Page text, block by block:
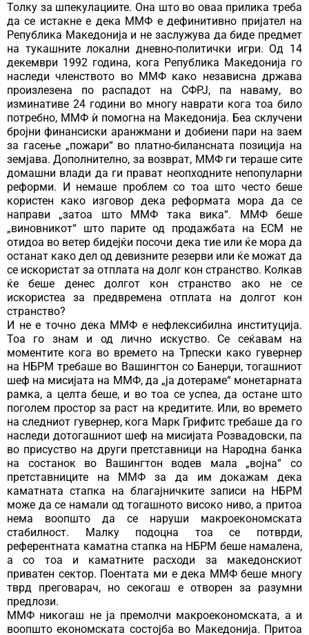
Толку за шпекулациите. Она што во оваа прилика треба
да се истакне е дека ММФ е дефинитивно пријател на
Република Македонија и не заслужува да биде предмет
на тукашните локални дневно-политички игри. Од 14
декември 1992 година, кога Република Македонија го
наследи членството во ММФ како независна држава
произлезена по распадот на СФРЈ, па наваму, во
изминативе 24 години во многу наврати кога тоа било
потребно, ММФ ѝ помогна на Македонија. Беа склучени
бројни финансиски аранжмани и добиени пари на заем
за гасење „пожари“ во платно-билансната позиција на
земјава. Дополнително, за возврат, ММФ ги тераше сите
домашни влади да ги прават неопходните непопуларни
реформи. И немаше проблем со тоа што често беше
користен како изговор дека реформата мора да се
направи „затоа што ММФ така вика“. ММФ беше
„виновникот“ што парите од продажбата на ЕСМ не
отидоа во ветер бидејќи посочи дека тие или ќе мора да
останат како дел од девизните резерви или ќе можат да
се искористат за отплата на долг кон странство. Колкав
ќе беше денес долгот кон странство ако не се
искористеа за предвремена отплата на долгот кон
странство?
И не е точно дека ММФ е нефлексибилна институција.
Тоа го знам и од лично искуство. Се сеќавам на
моментите кога во времето на Трпески како гувернер
на НБРМ требаше во Вашингтон со Банерџи, тогашниот
шеф на мисијата на ММФ, да „ја дотераме“ монетарната
рамка, а целта беше, и во тоа се успеа, да остане што
поголем простор за раст на кредитите. Или, во времето
на следниот гувернер, кога Марк Грифитс требаше да го
наследи дотогашниот шеф на мисијата Розвадовски, па
во присуство на други претставници на Народна банка
на состанок во Вашингтон водев мала „војна“ со
претставниците на ММФ за да им докажам дека
каматната стапка на благајничките записи на НБРМ
може да се намали од тогашното високо ниво, а притоа
нема воопшто да се наруши макроекономската
стабилност. Малку подоцна тоа се потврди,
референтната каматна стапка на НБРМ беше намалена,
а со тоа и каматните расходи за македонскиот
приватен сектор. Поентата ми е дека ММФ беше многу
тврд преговарач, но секогаш е отворен за разумни
предлози.
ММФ никогаш не ја премолчи макроекономската, а и
воопшто економската состојба во Македонија. Притоа